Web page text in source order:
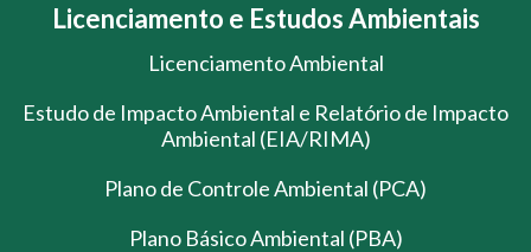
Licenciamento e Estudos Ambientais
Licenciamento Ambiental
Estudo de Impacto Ambiental e Relatório de Impacto
Ambiental (EIA/RIMA)
Plano de Controle Ambiental (PCA)
Plano Básico Ambiental (PBA)